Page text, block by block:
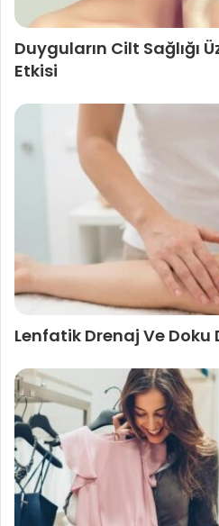
Duyguların Cilt Sağlığı
Etkisi
Lenfatik Drenaj Ve Doku